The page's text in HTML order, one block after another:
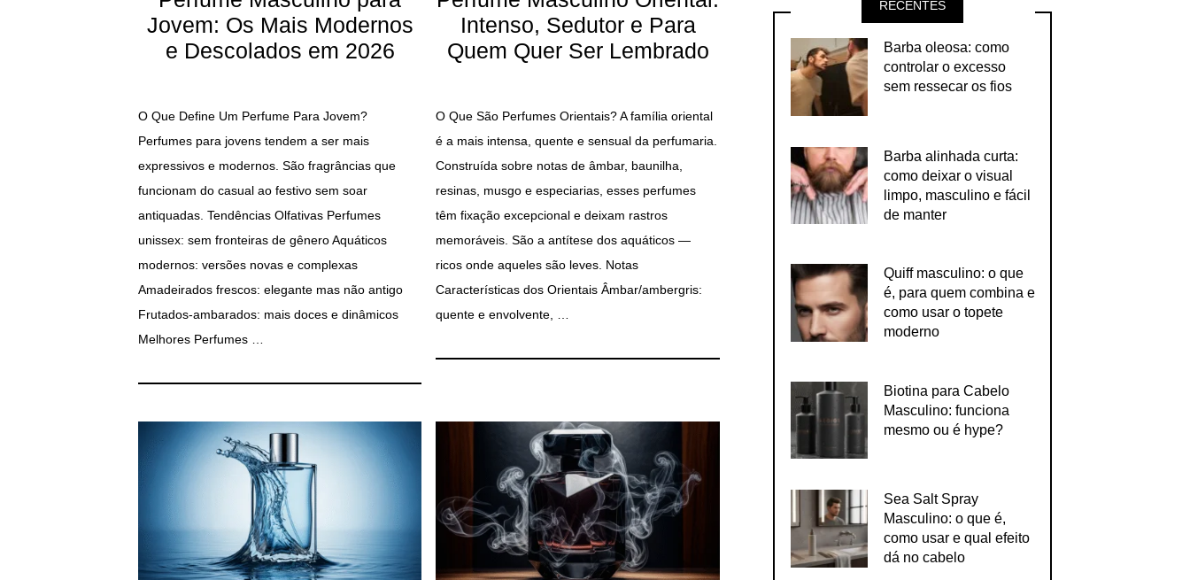
Jovem: Os Mais Modernos
e Descolados em 2026
O Que Define Um Perfume Para Jovem?
Perfumes para jovens tendem a ser mais
expressivos e modernos. São fragrâncias que
funcionam do casual ao festivo sem soar
antiquadas. Tendências Olfativas Perfumes
unissex: sem fronteiras de gênero Aquáticos
modernos: versões novas e complexas
Amadeirados frescos: elegante mas não antigo
Frutados-ambarados: mais doces e dinâmicos
Melhores Perfumes …
Intenso, Sedutor e Para
Quem Quer Ser Lembrado
O Que São Perfumes Orientais? A família oriental
é a mais intensa, quente e sensual da perfumaria.
Construída sobre notas de âmbar, baunilha,
resinas, musgo e especiarias, esses perfumes
têm fixação excepcional e deixam rastros
memoráveis. São a antítese dos aquáticos —
ricos onde aqueles são leves. Notas
Características dos Orientais Âmbar/ambergris:
quente e envolvente, …
RECENTES
Barba oleosa: como
controlar o excesso
sem ressecar os fios
Barba alinhada curta:
como deixar o visual
limpo, masculino e fácil
de manter
Quiff masculino: o que
é, para quem combina e
como usar o topete
moderno
Biotina para Cabelo
Masculino: funciona
mesmo ou é hype?
Sea Salt Spray
Masculino: o que é,
como usar e qual efeito
dá no cabelo